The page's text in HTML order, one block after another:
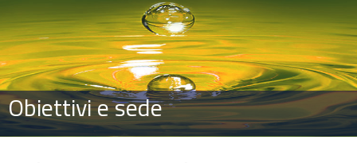
Obiettivi e sede